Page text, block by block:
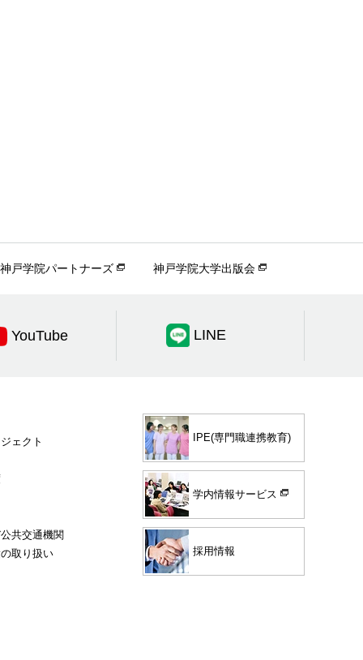
神戸学院パートナーズ 神戸学院大学出版会
YouTube LINE
ェクト
共交通機関
取り扱い
IPE(専門職連携教育)
学内情報サービス
採用情報